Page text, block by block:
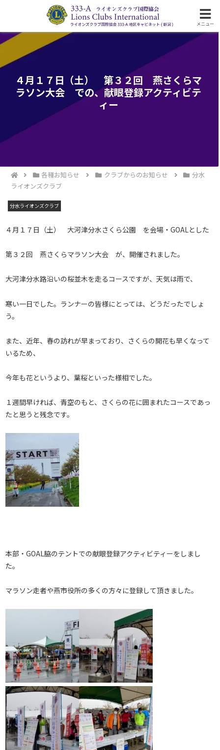
ライオンズクラブ国際協会333-A地区の活動
４月１７日（土） 第３２回 燕さくらマ
ラソン大会 での、献眼登録アクティビテ
ィー
各種お知らせ クラブからのお知らせ
分水
ライオンズクラブ
分水ライオンズクラブ
４月１７日（土） 大河津分水さくら公園 を会場・GOALとした
第３２回 燕さくらマラソン大会 が、開催されました。
大河津分水路沿いの桜並木を走るコースですが、天気は雨で、
寒い一日でした。ランナーの皆様にとっては、どうだったでしょ
う。
また、近年、春の訪れが早まっており、さくらの開花も早くなって
いるため、
今年も花というより、葉桜といった様相でした。
１週間早ければ、青空のもと、さくらの花に囲まれたコースであっ
たと思うと残念です。
本部・GOAL脇のテントでの献眼登録アクティビティーをしまし
た。
マラソン走者や燕市役所の多くの方々に登録して頂きました。
メニュー